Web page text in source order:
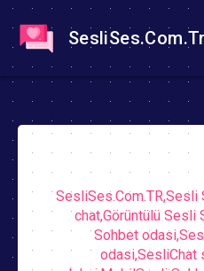
SesliSes.Com.Tr
SesliSes.Com.TR,Sesli
chat,Görüntülü Sesli
Sohbet
odasi,SesliChat